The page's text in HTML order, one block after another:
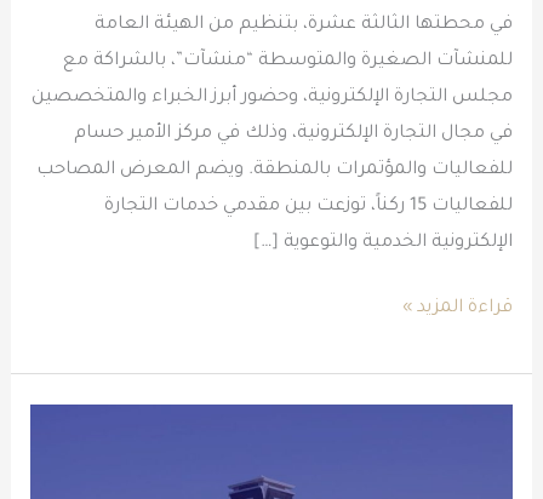
في محطتها الثالثة عشرة، بتنظيم من الهيئة العامة
للمنشآت الصغيرة والمتوسطة “منشآت”، بالشراكة مع
مجلس التجارة الإلكترونية، وحضور أبرز الخبراء والمتخصصين
في مجال التجارة الإلكترونية، وذلك في مركز الأمير حسام
للفعاليات والمؤتمرات بالمنطقة. ويضم المعرض المصاحب
للفعاليات 15 ركناً، توزعت بين مقدمي خدمات التجارة
الإلكترونية الخدمية والتوعوية […]
قراءة المزيد »